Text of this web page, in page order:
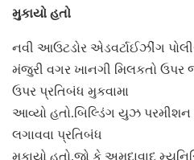
મુકાયો હતો
નવી આઉટડોર એડવર્ટાઈઝીંગ
મંજુરી વગર ખાનગી મિલકતો ઉપર
ઉપર પ્રતિબંધ મુકવામા
આવ્યો હતો.બિલ્ડિંગ યુઝ પરમીશન
લગાવવા પ્રતિબંધ
મુકાયો હતો.જો કે અમદાવાદ